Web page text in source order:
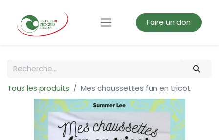
Faire un don
Tous les produits Mes chaussettes fun en tricot